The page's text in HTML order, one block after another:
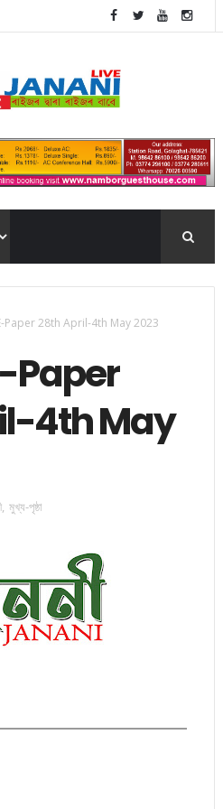
Paper 28th April-4th May 2023
Paper
4th May
, মুখ্য-পৃষ্ঠা